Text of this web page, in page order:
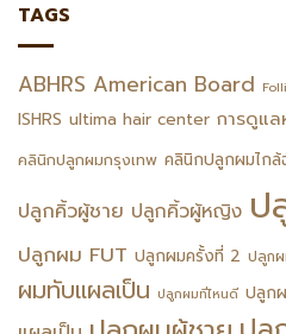
TAGS
ABHRS American Board
ISHRS ultima hair center การดูแ
คลินิกปลูกผมกรุงเทพ คลินิกปลูกผมไกล้
ปลูกคิ้วผู้ชาย ปลูกคิ้วผู้หญิง ป
ปลูกผม FUT ปลูกผมครั้งที่ 2 ปลูก
ผมทับแผลเป็น ปลูกผมที่ไหนดี ปลูก